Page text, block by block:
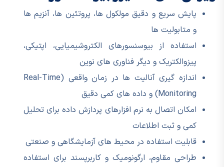
پایش سریع و دقیق مولکول ها، پروتئین ها، آنزیم ها
و متابولیت ها
استفاده از بیوسنسورهای الکتروشیمیایی، اپتیکی،
پیزوالکتریک و دیگر فناوری های نوین
اندازه گیری آنالیت ها در زمان واقعی (Real-Time
Monitoring) و داده های کمی دقیق
امکان اتصال به نرم افزارهای پردازش داده برای تحلیل
کمی و ثبت اطلاعات
قابلیت استفاده در محیط های آزمایشگاهی و صنعتی
طراحی مقاوم، ارگونومیک و کاربرپسند برای استفاده